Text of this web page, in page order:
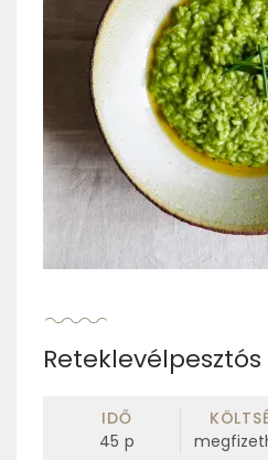
IDŐ
45 p